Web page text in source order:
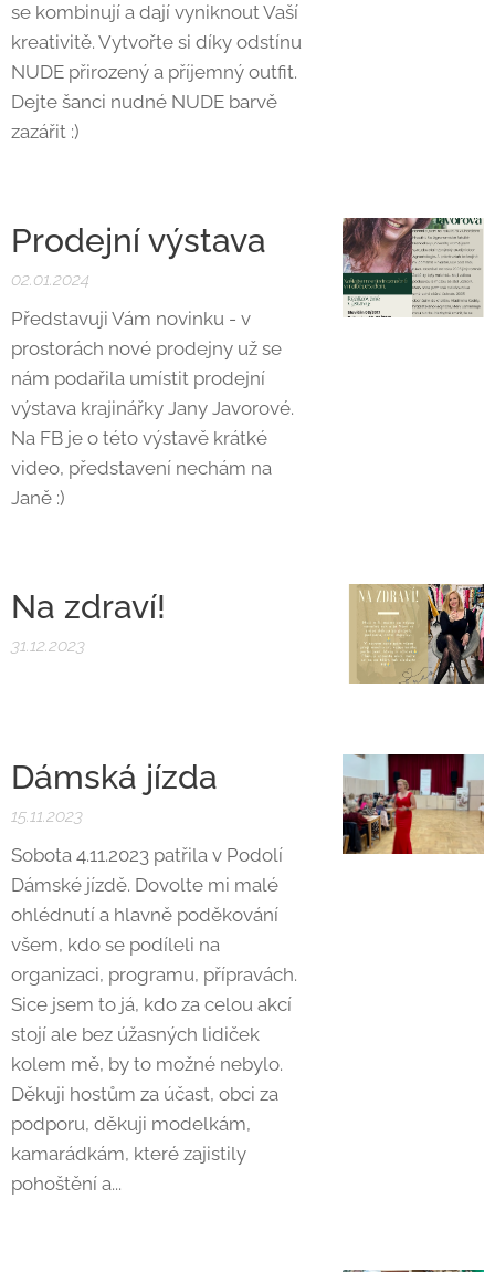
se kombinují a dají vyniknout Vaší
kreativitě. Vytvořte si díky odstínu
NUDE přirozený a příjemný outfit.
Dejte šanci nudné NUDE barvě
zazářit :)
Prodejní výstava
02.01.2024
Představuji Vám novinku - v
prostorách nové prodejny už se
nám podařila umístit prodejní
výstava krajinářky Jany Javorové.
Na FB je o této výstavě krátké
video, představení nechám na
Janě :)
Na zdraví!
31.12.2023
Dámská jízda
15.11.2023
Sobota 4.11.2023 patřila v Podolí
Dámské jízdě. Dovolte mi malé
ohlédnutí a hlavně poděkování
všem, kdo se podíleli na
organizaci, programu, přípravách.
Sice jsem to já, kdo za celou akcí
stojí ale bez úžasných lidiček
kolem mě, by to možné nebylo.
Děkuji hostům za účast, obci za
podporu, děkuji modelkám,
kamarádkám, které zajistily
pohoštění a...